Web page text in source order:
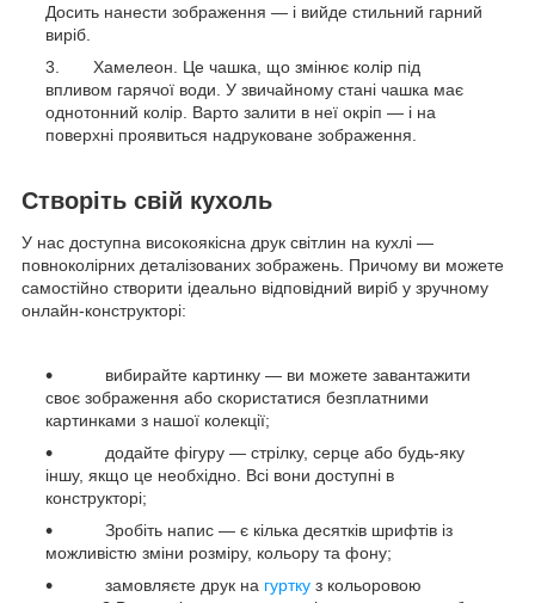
Досить нанести зображення — і вийде стильний гарний
виріб.
Хамелеон. Це чашка, що змінює колір під
впливом гарячої води. У звичайному стані чашка має
однотонний колір. Варто залити в неї окріп — і на
поверхні проявиться надруковане зображення.
Створіть свій кухоль
У нас доступна високоякісна друк світлин на кухлі —
повноколірних деталізованих зображень. Причому ви можете
самостійно створити ідеально відповідний виріб у зручному
онлайн-конструкторі:
вибирайте картинку — ви можете завантажити
своє зображення або скористатися безплатними
картинками з нашої колекції;
додайте фігуру — стрілку, серце або будь-яку
іншу, якщо це необхідно. Всі вони доступні в
конструкторі;
Зробіть напис — є кілька десятків шрифтів із
можливістю зміни розміру, кольору та фону;
замовляєте друк на гуртку з кольоровою